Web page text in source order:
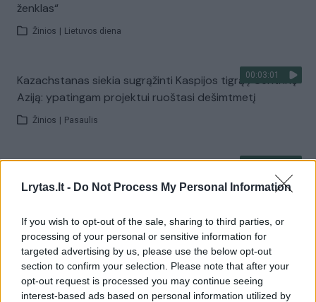
Lrytas.lt - Do Not Process My Personal Information
If you wish to opt-out of the sale, sharing to third parties, or
processing of your personal or sensitive information for
targeted advertising by us, please use the below opt-out
section to confirm your selection. Please note that after your
opt-out request is processed you may continue seeing
interest-based ads based on personal information utilized by
ženklas“
Žinios Lietuvos diena
00:03:01
Kazachstanas siekia sugrąžinti Kaspijos tigrą į Centrinę
Aziją: ypatingam projektui ruoštasi dešimtmetį
Žinios Pasaulis
00:03:41
Vilniuje: atskleidė populiariausią paruošimo būdą
Visi įrašai